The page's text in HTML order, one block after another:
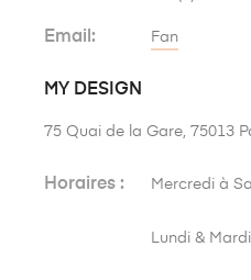
Email: Fan
MY DESIGN
75 Quai de la Gare, 75013
Horaires : Mercredi à
Lundi &